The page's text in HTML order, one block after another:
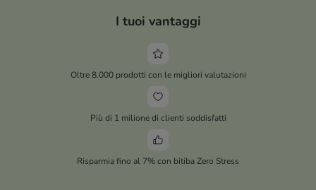
I tuoi vantaggi
Oltre 8.000 prodotti con le migliori valutazioni
Più di 1 milione di clienti soddisfatti
Risparmia fino al 7% con bitiba Zero Stress